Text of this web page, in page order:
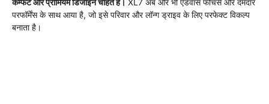
कम्फर्ट और प्रीमियम डिजाइन चाहते हैं। XL7 अब और भी एडवांस फीचर्स और दमदार
परफॉर्मेंस के साथ आया है, जो इसे परिवार और लॉन्ग ड्राइव के लिए परफेक्ट विकल्प
बनाता है।